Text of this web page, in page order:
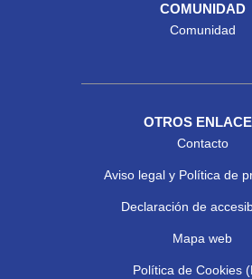
COMUNIDAD
Comunidad
OTROS
Contacto
Aviso legal y Política de
Declaración de
Mapa web
Política de Cookies